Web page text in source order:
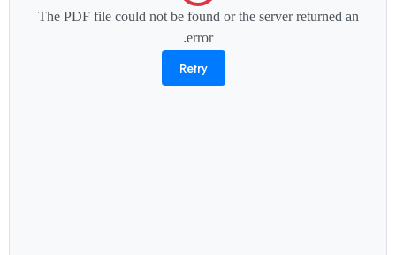
The PDF file could not be found or the server returned an
error.
Retry